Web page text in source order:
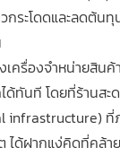
ระโดดและลดต้
เครื่องจำหน่ายสิ
ทันที โดยที่ร้านสะ
ที่
ด้ฝากแง่คิดที่คล้